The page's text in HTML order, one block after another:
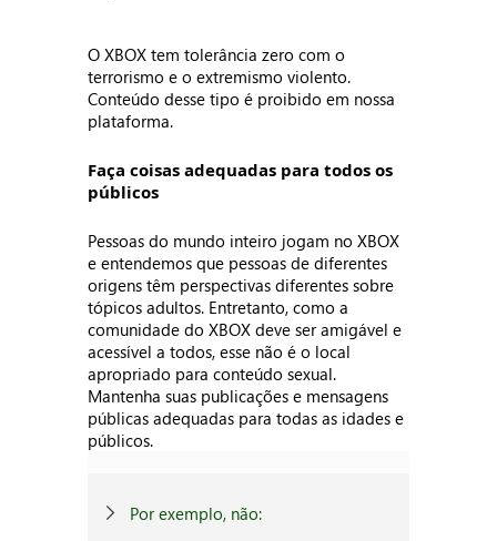
O XBOX tem tolerância zero com o
terrorismo e o extremismo violento.
Conteúdo desse tipo é proibido em nossa
plataforma.
Faça coisas adequadas para todos os
públicos
Pessoas do mundo inteiro jogam no XBOX
e entendemos que pessoas de diferentes
origens têm perspectivas diferentes sobre
tópicos adultos. Entretanto, como a
comunidade do XBOX deve ser amigável e
acessível a todos, esse não é o local
apropriado para conteúdo sexual.
Mantenha suas publicações e mensagens
públicas adequadas para todas as idades e
públicos.
Por exemplo, não: